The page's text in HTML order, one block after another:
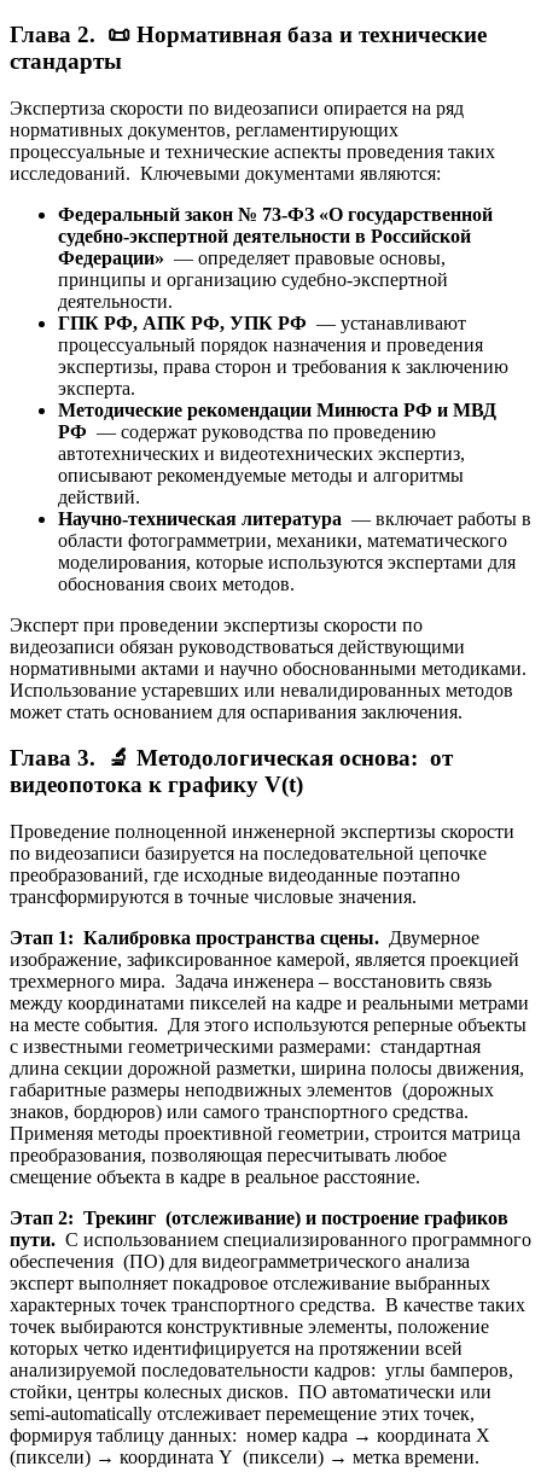
Глава 2. 📜 Нормативная база и технические
стандарты
Экспертиза скорости по видеозаписи опирается на ряд
нормативных документов, регламентирующих
процессуальные и технические аспекты проведения таких
исследований. Ключевыми документами являются:
Федеральный закон № 73-ФЗ «О государственной
судебно-экспертной деятельности в Российской
Федерации» — определяет правовые основы,
принципы и организацию судебно-экспертной
деятельности.
ГПК РФ, АПК РФ, УПК РФ — устанавливают
процессуальный порядок назначения и проведения
экспертизы, права сторон и требования к заключению
эксперта.
Методические рекомендации Минюста РФ и МВД
РФ — содержат руководства по проведению
автотехнических и видеотехнических экспертиз,
описывают рекомендуемые методы и алгоритмы
действий.
Научно-техническая литература — включает работы в
области фотограмметрии, механики, математического
моделирования, которые используются экспертами для
обоснования своих методов.
Эксперт при проведении экспертизы скорости по
видеозаписи обязан руководствоваться действующими
нормативными актами и научно обоснованными методиками.
Использование устаревших или невалидированных методов
может стать основанием для оспаривания заключения.
Глава 3. 🔬 Методологическая основа: от
видеопотока к графику V(t)
Проведение полноценной инженерной экспертизы скорости
по видеозаписи базируется на последовательной цепочке
преобразований, где исходные видеоданные поэтапно
трансформируются в точные числовые значения.
Этап 1: Калибровка пространства сцены. Двумерное
изображение, зафиксированное камерой, является проекцией
трехмерного мира. Задача инженера – восстановить связь
между координатами пикселей на кадре и реальными метрами
на месте события. Для этого используются реперные объекты
с известными геометрическими размерами: стандартная
длина секции дорожной разметки, ширина полосы движения,
габаритные размеры неподвижных элементов (дорожных
знаков, бордюров) или самого транспортного средства.
Применяя методы проективной геометрии, строится матрица
преобразования, позволяющая пересчитывать любое
смещение объекта в кадре в реальное расстояние.
Этап 2: Трекинг (отслеживание) и построение графиков
пути. С использованием специализированного программного
обеспечения (ПО) для видеограмметрического анализа
эксперт выполняет покадровое отслеживание выбранных
характерных точек транспортного средства. В качестве таких
точек выбираются конструктивные элементы, положение
которых четко идентифицируется на протяжении всей
анализируемой последовательности кадров: углы бамперов,
стойки, центры колесных дисков. ПО автоматически или
semi-automatically отслеживает перемещение этих точек,
формируя таблицу данных: номер кадра → координата X
(пиксели) → координата Y (пиксели) → метка времени.